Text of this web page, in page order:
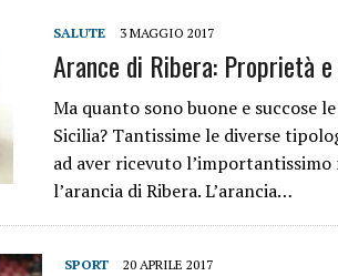
SALUTE 3 MAGGIO 2017
Arance di Ribera: Proprietà
Ma quanto sono buone e succose
Sicilia? Tantissime le diverse
ad aver ricevuto
l’arancia di Ribera. L’arancia…
SPORT 20 APRILE 2017